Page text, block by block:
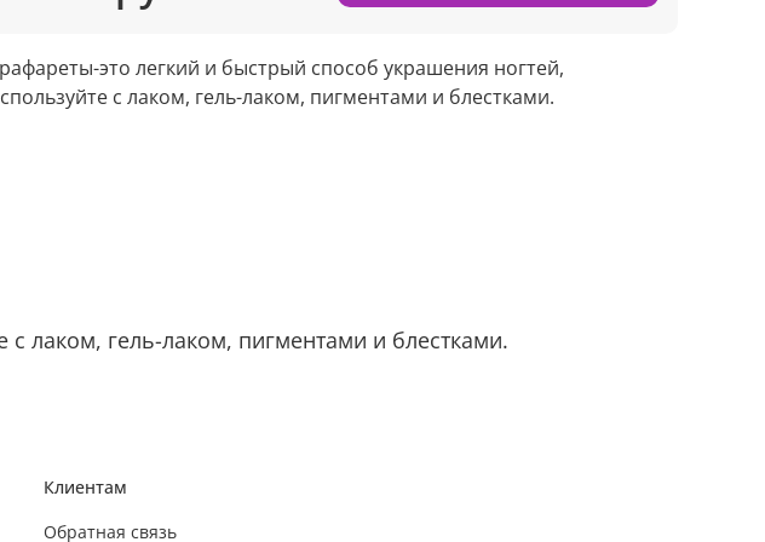
это легкий и быстрый способ украшения ногтей,
с лаком, гель-лаком, пигментами и блестками.
лаком, гель-лаком, пигментами и блестками.
Клиентам
Обратная связь